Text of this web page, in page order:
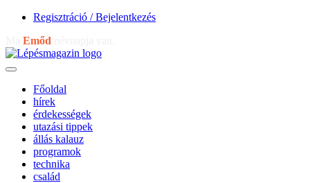
Regisztráció / Bejelentkezés
Emőd
Főoldal
hírek
érdekességek
utazási tippek
állás kalauz
programok
technika
család